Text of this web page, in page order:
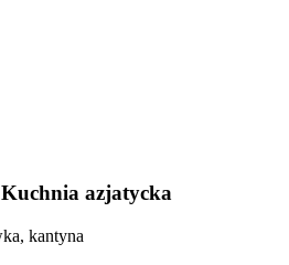
Kuchnia azjatycka